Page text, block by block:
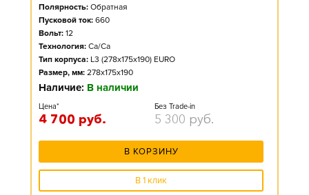
Полярность: Обратная
Пусковой ток: 660
Вольт: 12
Технология: Ca/Ca
Тип корпуса: L3 (278x175x190) EURO
Размер, мм: 278x175x190
Наличие: В наличии
Цена*
4 700 руб.
Без Trade-in
5 300 руб.
В КОРЗИНУ
В 1 клик